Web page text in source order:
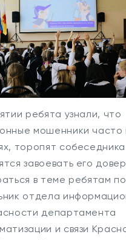
ребята узнали, что
мошенники часто
торопят собеседника
завоевать его
в теме ребятам
отдела
департамента
и связи